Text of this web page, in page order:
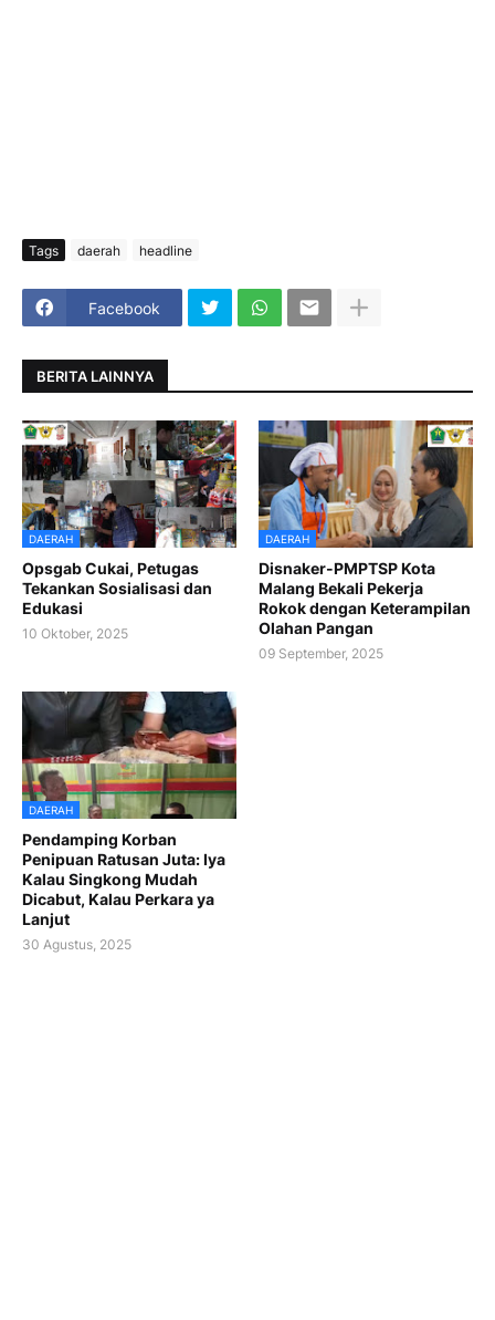
Tags daerah headline
Facebook
BERITA LAINNYA
DAERAH
Opsgab Cukai, Petugas
Tekankan Sosialisasi dan
Edukasi
10 Oktober, 2025
DAERAH
Disnaker-PMPTSP Kota
Malang Bekali Pekerja
Rokok dengan Keterampilan
Olahan Pangan
09 September, 2025
DAERAH
Pendamping Korban
Penipuan Ratusan Juta: Iya
Kalau Singkong Mudah
Dicabut, Kalau Perkara ya
Lanjut
30 Agustus, 2025